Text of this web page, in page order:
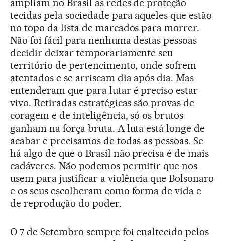
ampliam no Brasil as redes de proteção
tecidas pela sociedade para aqueles que estão
no topo da lista de marcados para morrer.
Não foi fácil para nenhuma destas pessoas
decidir deixar temporariamente seu
território de pertencimento, onde sofrem
atentados e se arriscam dia após dia. Mas
entenderam que para lutar é preciso estar
vivo. Retiradas estratégicas são provas de
coragem e de inteligência, só os brutos
ganham na força bruta. A luta está longe de
acabar e precisamos de todas as pessoas. Se
há algo de que o Brasil não precisa é de mais
cadáveres. Não podemos permitir que nos
usem para justificar a violência que Bolsonaro
e os seus escolheram como forma de vida e
de reprodução do poder.
O 7 de Setembro sempre foi enaltecido pelos